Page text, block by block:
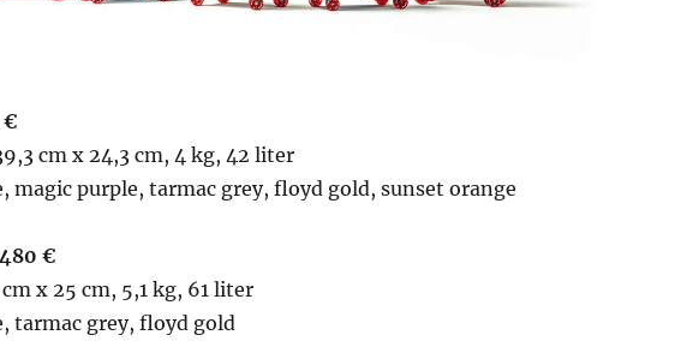
€
cm x 24,3 cm, 4 kg, 42 liter
magic purple, tarmac grey, floyd gold, sunset orange
€
x 25 cm, 5,1 kg, 61 liter
tarmac grey, floyd gold